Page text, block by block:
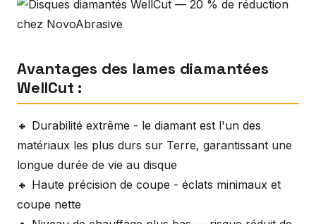
Avantages des lames diamantées
WellCut :
🔸 Durabilité extrême - le diamant est l'un des
matériaux les plus durs sur Terre, garantissant une
longue durée de vie au disque
🔸 Haute précision de coupe - éclats minimaux et
coupe nette